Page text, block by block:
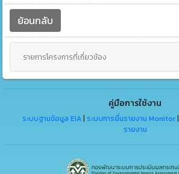
ย้อนกลับ
รายการโครงการที่เกี่ยวข้อง
คู่มือการใช้งาน
ระบบฐานข้อมูล EIA| ระบบการยื่นรายงาน Monitor|
รายงาน